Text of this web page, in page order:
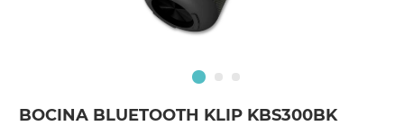
BOCINA BLUETOOTH KLIP KBS300BK